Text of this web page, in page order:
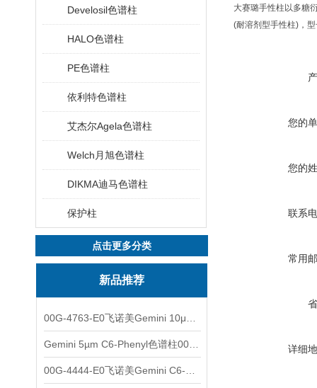
Develosil色谱柱
HALO色谱柱
PE色谱柱
依利特色谱柱
艾杰尔Agela色谱柱
Welch月旭色谱柱
DIKMA迪马色谱柱
保护柱
点击更多分类
新品推荐
大赛璐手性柱以多糖
(耐溶剂型手性柱) ，
您的
您的
联系
常用
详细